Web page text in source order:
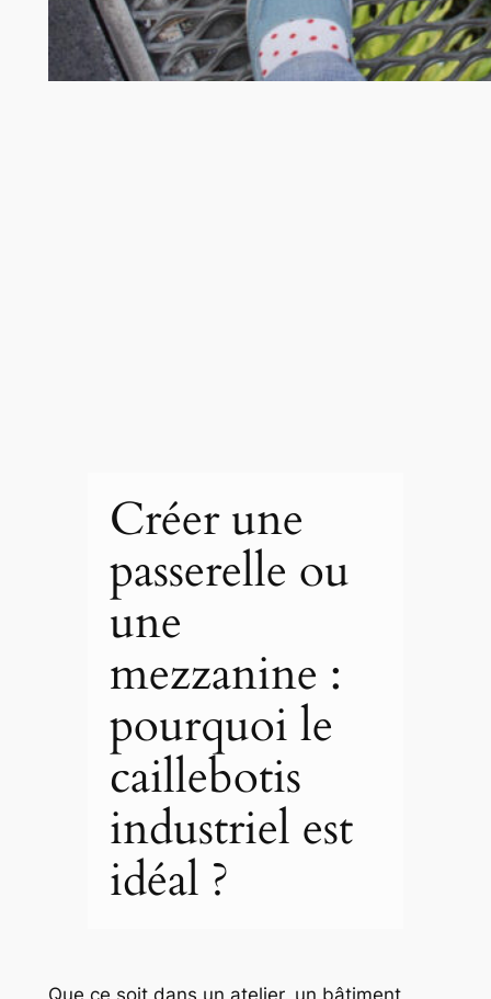
Créer une
passerelle ou
une
mezzanine :
pourquoi le
caillebotis
industriel est
idéal ?
Que ce soit dans un atelier, un bâtiment